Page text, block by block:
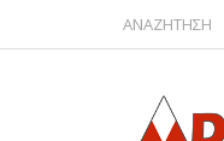
ΑΝΑΖΗΤΗΣΗ